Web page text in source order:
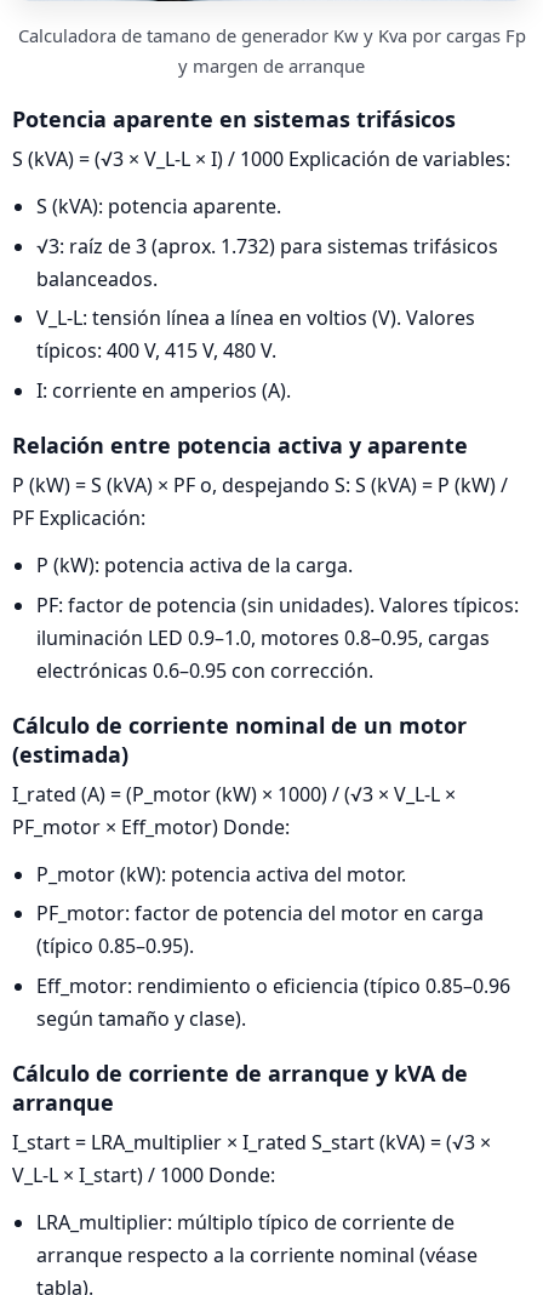
Calculadora de tamano de generador Kw y Kva por cargas Fp
y margen de arranque
Potencia aparente en sistemas trifásicos
S (kVA) = (√3 × V_L-L × I) / 1000 Explicación de variables:
S (kVA): potencia aparente.
√3: raíz de 3 (aprox. 1.732) para sistemas trifásicos
balanceados.
V_L-L: tensión línea a línea en voltios (V). Valores
típicos: 400 V, 415 V, 480 V.
I: corriente en amperios (A).
Relación entre potencia activa y aparente
P (kW) = S (kVA) × PF o, despejando S: S (kVA) = P (kW) /
PF Explicación:
P (kW): potencia activa de la carga.
PF: factor de potencia (sin unidades). Valores típicos:
iluminación LED 0.9–1.0, motores 0.8–0.95, cargas
electrónicas 0.6–0.95 con corrección.
Cálculo de corriente nominal de un motor
(estimada)
I_rated (A) = (P_motor (kW) × 1000) / (√3 × V_L-L ×
PF_motor × Eff_motor) Donde:
P_motor (kW): potencia activa del motor.
PF_motor: factor de potencia del motor en carga
(típico 0.85–0.95).
Eff_motor: rendimiento o eficiencia (típico 0.85–0.96
según tamaño y clase).
Cálculo de corriente de arranque y kVA de
arranque
I_start = LRA_multiplier × I_rated S_start (kVA) = (√3 ×
V_L-L × I_start) / 1000 Donde:
LRA_multiplier: múltiplo típico de corriente de
arranque respecto a la corriente nominal (véase
tabla).